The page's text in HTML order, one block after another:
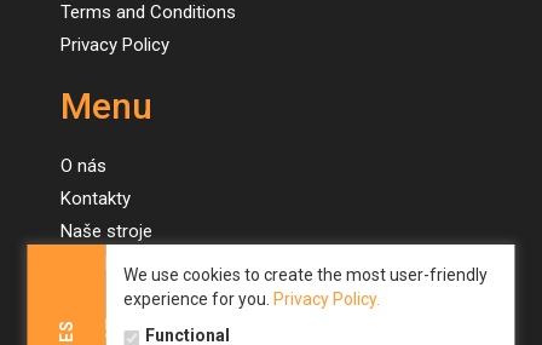
We use cookies to create the most user-friendly
experience for you. Privacy Policy.
Functional
Terms and Conditions
Privacy Policy
Menu
O nás
Kontakty
Naše stroje
Menu